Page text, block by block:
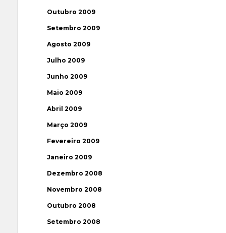
Outubro 2009
Setembro 2009
Agosto 2009
Julho 2009
Junho 2009
Maio 2009
Abril 2009
Março 2009
Fevereiro 2009
Janeiro 2009
Dezembro 2008
Novembro 2008
Outubro 2008
Setembro 2008